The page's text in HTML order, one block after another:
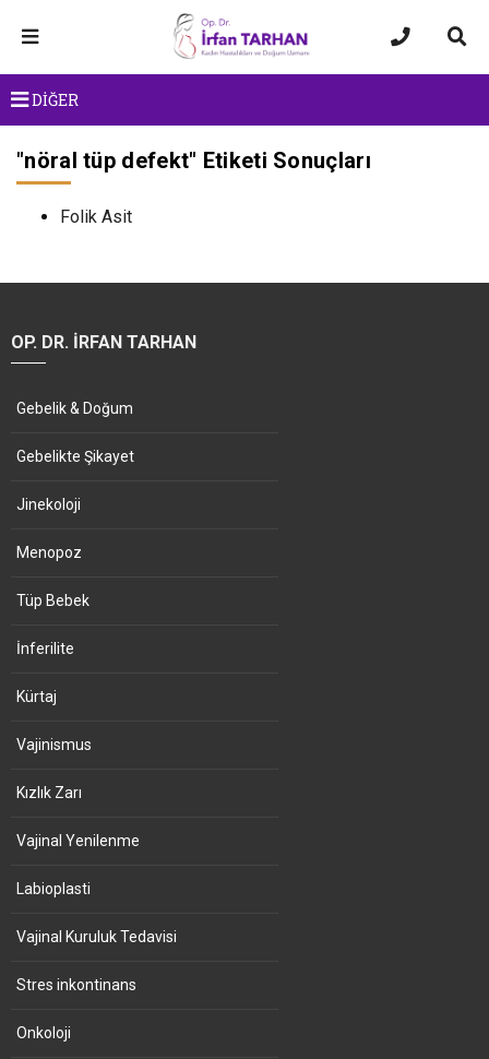
DİĞER
"nöral tüp defekt" Etiketi Sonuçları
Folik Asit
OP. DR. İRFAN TARHAN
Gebelik & Doğum
Gebelikte Şikayet
Jinekoloji
Menopoz
Tüp Bebek
İnferilite
Kürtaj
Vajinismus
Kızlık Zarı
Vajinal Yenilenme
Labioplasti
Vajinal Kuruluk Tedavisi
Stres inkontinans
Onkoloji